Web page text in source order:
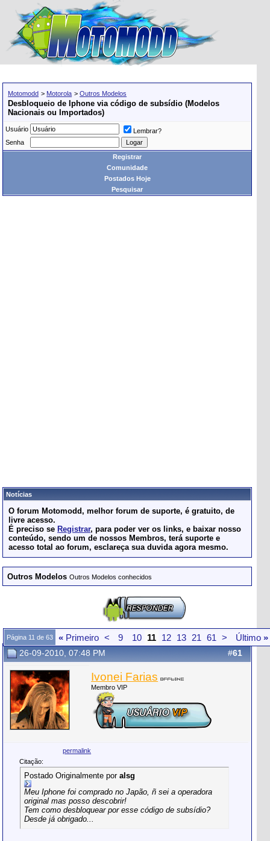
Motomodd > Motorola >Outros Modelos
Desbloqueio de Iphone via código de subsídio (Modelos
Nacionais ou Importados)
Usuário
Lembrar?
Senha
Registrar
Comunidade
Postados Hoje
Pesquisar
Notícias
O forum Motomodd, melhor forum de suporte, é gratuito, de
livre acesso.
É preciso se Registrar, para poder ver os links, e baixar nosso
conteúdo, sendo um de nossos Membros, terá suporte e
acesso total ao forum, esclareça sua duvida agora mesmo.
Outros Modelos Outros Modelos conhecidos
Página 11 de 63 « Primeiro < 9 10 11 12 13 21 61 > Último »
#61
26-09-2010, 07:48 PM
Ivonei Farias
Membro VIP
permalink
Citação:
Postado Originalmente poralsg
Meu Iphone foi comprado no Japão, ñ sei a operadora
original mas posso descobrir!
Tem como desbloquear por esse código de subsídio?
Desde já obrigado...